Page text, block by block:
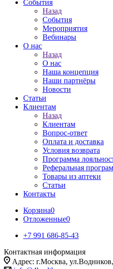
События
Назад
События
Мероприятия
Вебинары
О нас
Назад
О нас
Наша концепция
Наши партнёры
Новости
Статьи
Клиентам
Назад
Клиентам
Вопрос-ответ
Оплата и доставка
Условия возврата
Программа
Реферальная
Товары из аптеки
Статьи
Контакты
Корзина0
Отложенные0
+7 991 686-85-43
Контактная информация
Адрес: г.Москва,